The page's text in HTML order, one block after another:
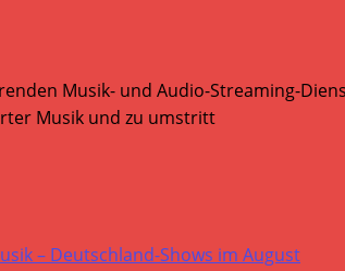
Musik- und Audio-Streaming-
Musik und zu umstritt
– Deutschland-Shows im August